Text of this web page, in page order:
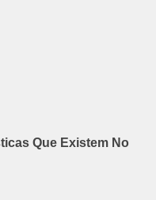
Que Existem No